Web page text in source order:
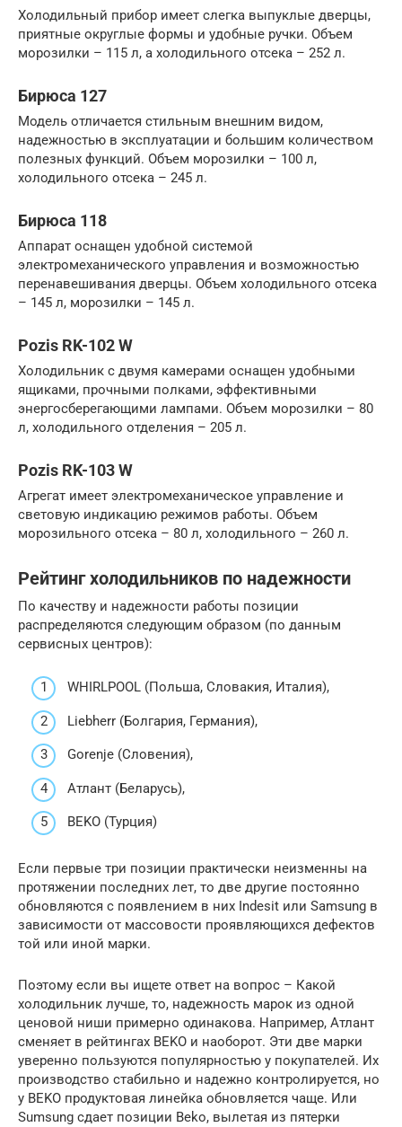
Холодильный прибор имеет слегка выпуклые дверцы,
приятные округлые формы и удобные ручки. Объем
морозилки – 115 л, а холодильного отсека – 252 л.
Бирюса 127
Модель отличается стильным внешним видом,
надежностью в эксплуатации и большим количеством
полезных функций. Объем морозилки – 100 л,
холодильного отсека – 245 л.
Бирюса 118
Аппарат оснащен удобной системой
электромеханического управления и возможностью
перенавешивания дверцы. Объем холодильного отсека
– 145 л, морозилки – 145 л.
Pozis RK-102 W
Холодильник с двумя камерами оснащен удобными
ящиками, прочными полками, эффективными
энергосберегающими лампами. Объем морозилки – 80
л, холодильного отделения – 205 л.
Pozis RK-103 W
Агрегат имеет электромеханическое управление и
световую индикацию режимов работы. Объем
морозильного отсека – 80 л, холодильного – 260 л.
Рейтинг холодильников по надежности
По качеству и надежности работы позиции
распределяются следующим образом (по данным
сервисных центров):
WHIRLPOOL (Польша, Словакия, Италия),
Liebherr (Болгария, Германия),
Gorenje (Словения),
Атлант (Беларусь),
BEKO (Турция)
Если первые три позиции практически неизменны на
протяжении последних лет, то две другие постоянно
обновляются с появлением в них Indesit или Samsung в
зависимости от массовости проявляющихся дефектов
той или иной марки.
Поэтому если вы ищете ответ на вопрос – Какой
холодильник лучше, то, надежность марок из одной
ценовой ниши примерно одинакова. Например, Атлант
сменяет в рейтингах BEKO и наоборот. Эти две марки
уверенно пользуются популярностью у покупателей. Их
производство стабильно и надежно контролируется, но
у BEKO продуктовая линейка обновляется чаще. Или
Sumsung сдает позиции Beko, вылетая из пятерки